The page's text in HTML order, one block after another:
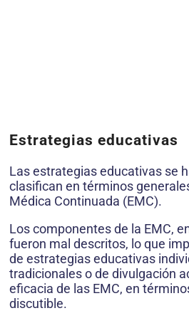
Estrategias educativas
Las estrategias educativas se
clasifican en términos
Médica Continuada (EMC).
Los componentes de la EMC,
fueron mal descritos, lo que
de estrategias educativas
tradicionales o de divulgación
eficacia de las EMC, en
discutible.